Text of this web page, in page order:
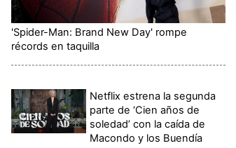
'Spider-Man: Brand New Day' rompe
récords en taquilla
Netflix estrena la segunda
parte de ‘Cien años de
soledad’ con la caída de
Macondo y los Buendía